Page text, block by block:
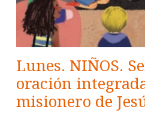
Lunes. NIÑOS.
oración
misionero de